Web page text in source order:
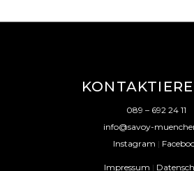
089 – 692 24 11
info@savoy-
Instagram |
Impressum |